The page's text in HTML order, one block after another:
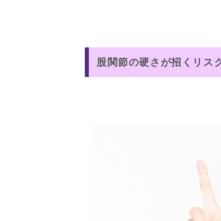
股関節の硬さが招くリス